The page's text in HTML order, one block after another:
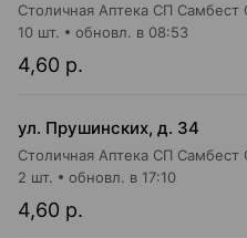
4,60 р.
10 шт. обновл. в 08:53
ул. Прушинских, д. 34
4,60 р.
2 шт. обновл. в 17:10